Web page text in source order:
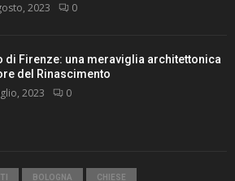
2023 0
di Firenze: una meraviglia architettonica
del Rinascimento
2023 0
BOLOGNA CHIESE